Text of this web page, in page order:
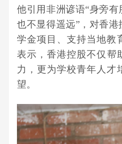
他引用非洲谚语“身旁
也不显得遥远”，对香港
学金项目、支持当地教
表示，香港控股不仅帮
力，更为学校青年人才
望。